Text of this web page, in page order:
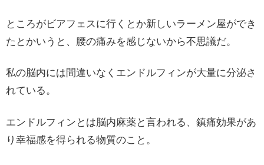
ところがビアフェスに行くとか新しいラーメン屋ができ
たとかいうと、腰の痛みを感じないから不思議だ。
私の脳内には間違いなくエンドルフィンが大量に分泌さ
れている。
エンドルフィンとは脳内麻薬と言われる、鎮痛効果があ
り幸福感を得られる物質のこと。